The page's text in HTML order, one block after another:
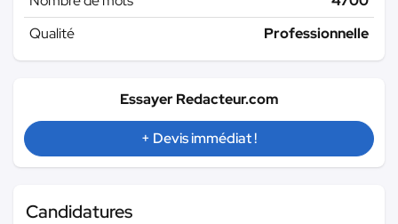
Qualité
Professionnelle
Essayer Redacteur.com
+ Devis immédiat !
Candidatures